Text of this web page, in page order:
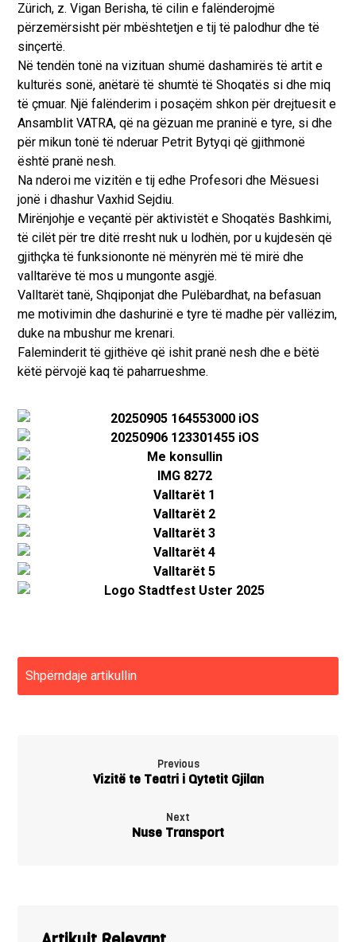
Zürich, z. Vigan Berisha, të cilin e falënderojmë
përzemërsisht për mbështetjen e tij të palodhur dhe të
sinçertë.
Në tendën tonë na vizituan shumë dashamirës të artit e
kulturës sonë, anëtarë të shumtë të Shoqatës si dhe miq
të çmuar. Një falënderim i posaçëm shkon për drejtuesit e
Ansamblit VATRA, që na gëzuan me praninë e tyre, si dhe
për mikun tonë të nderuar Petrit Bytyqi që gjithmonë
është pranë nesh.
Na nderoi me vizitën e tij edhe Profesori dhe Mësuesi
jonë i dhashur Vaxhid Sejdiu.
Mirënjohje e veçantë për aktivistët e Shoqatës Bashkimi,
të cilët për tre ditë rresht nuk u lodhën, por u kujdesën që
gjithçka të funksiononte në mënyrën më të mirë dhe
valltarëve të mos u mungonte asgjë.
Valltarët tanë, Shqiponjat dhe Pulëbardhat, na befasuan
me motivimin dhe dashurinë e tyre të madhe për vallëzim,
duke na mbushur me krenari.
Faleminderit të gjithëve që ishit pranë nesh dhe e bëtë
këtë përvojë kaq të paharrueshme.
Previous
Vizitë te Teatri i Qytetit Gjilan
Next
Nuse Transport